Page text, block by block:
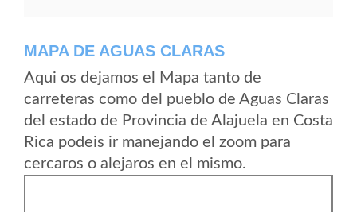
MAPA DE AGUAS CLARAS
Aqui os dejamos el Mapa tanto de
carreteras como del pueblo de Aguas Claras
del estado de Provincia de Alajuela en Costa
Rica podeis ir manejando el zoom para
cercaros o alejaros en el mismo.